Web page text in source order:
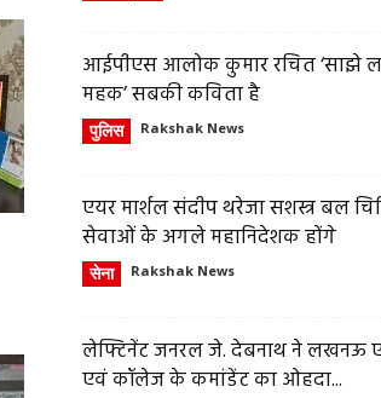
आईपीएस आलोक कुमार रचित ‘साझे
महक’ सबकी कविता है
पुलिस Rakshak News
एयर मार्शल संदीप थरेजा सशस्त्र बल
सेवाओं के अगले महानिदेशक होंगे
सेना Rakshak News
लेफ्टिनेंट जनरल जे. देबनाथ ने लखनऊ
एवं कॉलेज के कमांडेंट का ओहदा...